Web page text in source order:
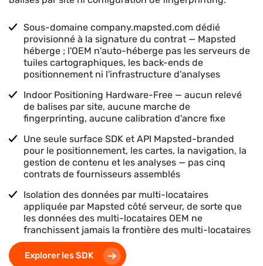
Sous-domaine company.mapsted.com dédié
provisionné à la signature du contrat — Mapsted
héberge ; l'OEM n'auto-héberge pas les serveurs de
tuiles cartographiques, les back-ends de
positionnement ni l'infrastructure d'analyses
Indoor Positioning Hardware-Free — aucun relevé
de balises par site, aucune marche de
fingerprinting, aucune calibration d'ancre fixe
Une seule surface SDK et API Mapsted-branded
pour le positionnement, les cartes, la navigation, la
gestion de contenu et les analyses — pas cinq
contrats de fournisseurs assemblés
Isolation des données par multi-locataires
appliquée par Mapsted côté serveur, de sorte que
les données des multi-locataires OEM ne
franchissent jamais la frontière des multi-locataires
Explorer les SDK